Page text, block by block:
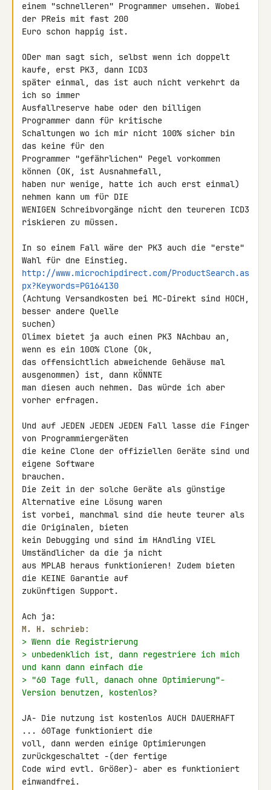
einem "schnelleren" Programmer umsehen. Wobei
der PReis mit fast 200
Euro schon happig ist.
ODer man sagt sich, selbst wenn ich doppelt
kaufe, erst PK3, dann ICD3
später einmal, das ist auch nicht verkehrt da
ich so immer
Ausfallreserve habe oder den billigen
Programmer dann für kritische
Schaltungen wo ich mir nicht 100% sicher bin
das keine für den
Programmer "gefährlichen" Pegel vorkommen
können (OK, ist Ausnahmefall,
haben nur wenige, hatte ich auch erst einmal)
nehmen kann um für DIE
WENIGEN Schreibvorgänge nicht den teureren ICD3
riskieren zu müssen.
In so einem Fall wäre der PK3 auch die "erste"
http://www.microchipdirect.com/ProductSearch.as
px?Keywords=PG164130
(Achtung Versandkosten bei MC-Direkt sind HOCH,
besser andere Quelle
suchen)
Olimex bietet ja auch einen PK3 NAchbau an,
wenn es ein 100% Clone (Ok,
das offensichtlich abweichende Gehäuse mal
ausgenommen) ist, dann KÖNNTE
man diesen auch nehmen. Das würde ich aber
vorher erfragen.
Und auf JEDEN JEDEN JEDEN Fall lasse die Finger
von Programmiergeräten
die keine Clone der offiziellen Geräte sind und
eigene Software
brauchen.
Die Zeit in der solche Geräte als günstige
Alternative eine Lösung waren
ist vorbei, manchmal sind die heute teurer als
die Originalen, bieten
kein Debugging und sind im HAndling VIEL
Umständlicher da die ja nicht
aus MPLAB heraus funktionieren! Zudem bieten
die KEINE Garantie auf
zukünftigen Support.
M. H. schrieb:
> Wenn die Registrierung
> unbedenklich ist, dann regestriere ich mich
und kann dann einfach die
> "60 Tage full, danach ohne Optimierung"-
Version benutzen, kostenlos?
JA- Die nutzung ist kostenlos AUCH DAUERHAFT
... 60Tage funktioniert die
voll, dann werden einige Optimierungen
zurückgeschaltet -(der fertige
Code wird evtl. Größer)- aber es funktioniert
einwandfrei.